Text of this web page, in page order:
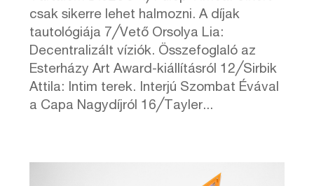
csak sikerre lehet halmozni. A díjak
tautológiája 7╱Vető Orsolya Lia:
Decentralizált víziók. Összefoglaló az
Esterházy Art Award-kiállításról 12╱Sirbik
Attila: Intim terek. Interjú Szombat Évával
a Capa Nagydíjról 16╱Tayler...